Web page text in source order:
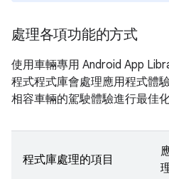
處理各項功能的方式
使用車輛專用 Android App
程式程式庫會處理應用程式體
相容車輛的駕駛體驗進行最佳化
程式庫處理的項目